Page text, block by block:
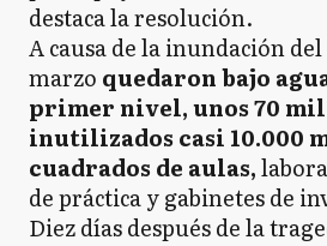
destaca la resolución.
A causa de la inundación del
marzo quedaron bajo
primer nivel, unos 70
inutilizados casi 10.000
cuadrados de aulas,
de práctica y gabinetes de
Diez días después de la